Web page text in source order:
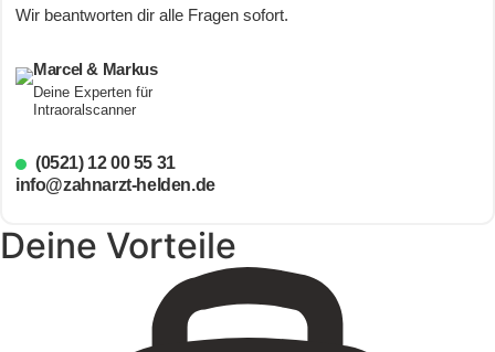
Marcel & Markus
Deine Experten für
Intraoralscanner
Wir beantworten dir alle Fragen sofort.
(0521) 12 00 55 31
info@zahnarzt-helden.de
Deine Vorteile